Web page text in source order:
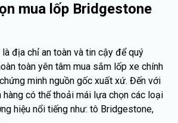
mua lốp Bridgestone
địa chỉ an toàn và tin cậy để quý
toàn yên tâm mua sắm lốp xe chính
minh nguồn gốc xuất xứ. Đến với
hàng có thể thoải mái lựa chọn các loại
hiệu nổi tiếng như: tô Bridgestone,